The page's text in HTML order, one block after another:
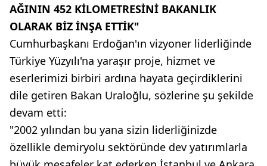
AĞININ 452 KİLOMETRESİNİ BAKANLIK
OLARAK BİZ İNŞA ETTİK"
Cumhurbaşkanı Erdoğan'ın vizyoner liderliğinde
Türkiye Yüzyılı'na yaraşır proje, hizmet ve
eserlerimizi birbiri ardına hayata geçirdiklerini
dile getiren Bakan Uraloğlu, sözlerine şu şekilde
devam etti:
"2002 yılından bu yana sizin liderliğinizde
özellikle demiryolu sektöründe dev yatırımlarla